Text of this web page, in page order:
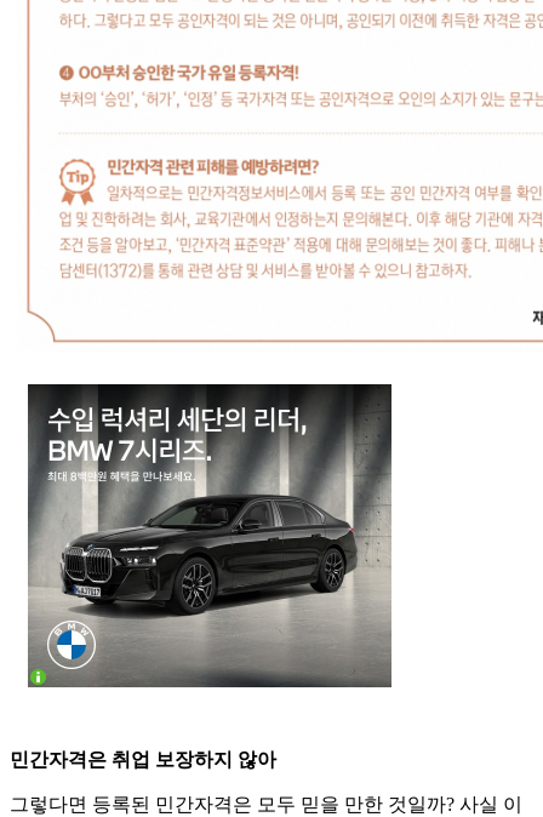
민간자격은 취업 보장하지 않아
그렇다면 등록된 민간자격은 모두 믿을 만한 것일까? 사실 이